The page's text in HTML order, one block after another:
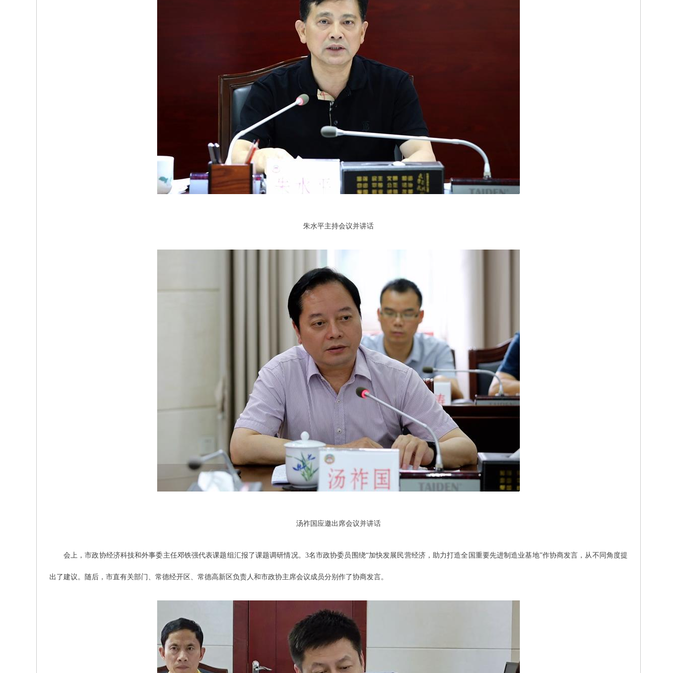
朱水平主持会议并讲话
汤祚国应邀出席会议并讲话
会上，市政协经济科技和外事委主任邓铁强代表课题组汇报了课题调研情况。3名市政协委员围绕“加快发展民营经济，助力打造全国重要先进制造业基地”作协商发言，从不同角度提
出了建议。随后，市直有关部门、常德经开区、常德高新区负责人和市政协主席会议成员分别作了协商发言。